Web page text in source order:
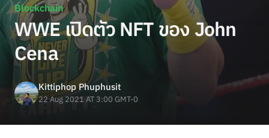
Blockchain
WWE เปิดตัว NFT ของ John
Cena
Kittiphop Phuphusit
22 Aug 2021 AT 3:00 GMT-0